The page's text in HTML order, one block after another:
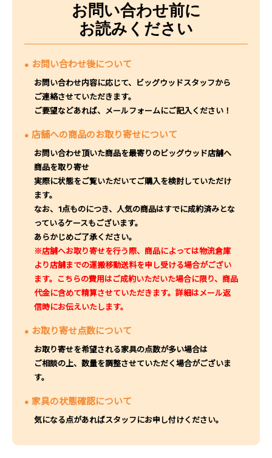
お問い合わせ前に
お読みください
お問い合わせ後について
お問い合わせ内容に応じて、ビッグウッドスタッフから
ご連絡させていただきます。
ご要望などあれば、メールフォームにご記入ください！
店舗への商品のお取り寄せについて
お問い合わせ頂いた商品を最寄りのビッグウッド店舗へ
商品を取り寄せ
実際に状態をご覧いただいてご購入を検討していただけ
ます。
なお、1点ものにつき、人気の商品はすでに成約済みとな
っているケースもございます。
あらかじめご了承ください。
※店舗へお取り寄せを行う際、商品によっては物流倉庫
より店舗までの運搬移動送料を申し受ける場合がござい
ます。こちらの費用はご成約いただいた場合に限り、商品
代金に含めて精算させていただきます。詳細はメール返
信時にお伝えいたします。
お取り寄せ点数について
お取り寄せを希望される家具の点数が多い場合は
ご相談の上、数量を調整させていただく場合がございま
す。
家具の状態確認について
気になる点があればスタッフにお申し付けください。